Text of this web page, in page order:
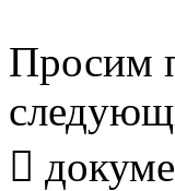
Просим
